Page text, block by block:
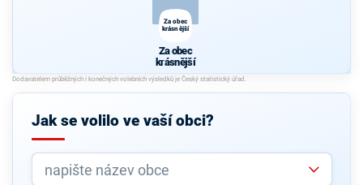
Za obec
krásnější
Za obec
krásnější
Jak se volilo ve vaší obci?